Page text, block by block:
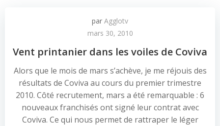
par Agglotv
mars 30, 2010
Vent printanier dans les voiles de Coviva
Alors que le mois de mars s’achève, je me réjouis des
résultats de Coviva au cours du premier trimestre
2010. Côté recrutement, mars a été remarquable : 6
nouveaux franchisés ont signé leur contrat avec
Coviva. Ce qui nous permet de rattraper le léger